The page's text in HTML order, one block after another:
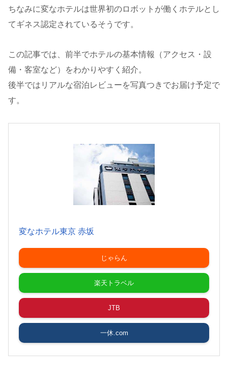
ちなみに変なホテルは世界初のロボットが働くホテルとし
てギネス認定されているそうです。
この記事では、前半でホテルの基本情報（アクセス・設
備・客室など）をわかりやすく紹介。
後半ではリアルな宿泊レビューを写真つきでお届け予定で
す。
変なホテル東京 赤坂
じゃらん
楽天トラベル
JTB
一休.com